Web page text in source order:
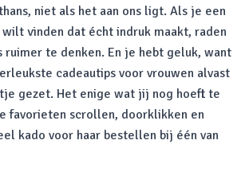
niet als het aan ons ligt. Als je een
wilt vinden dat écht indruk maakt, raden
ruimer te denken. En je hebt geluk, want
cadeautips voor vrouwen alvast
gezet. Het enige wat jij nog hoeft te
favorieten scrollen, doorklikken en
kado voor haar bestellen bij één van